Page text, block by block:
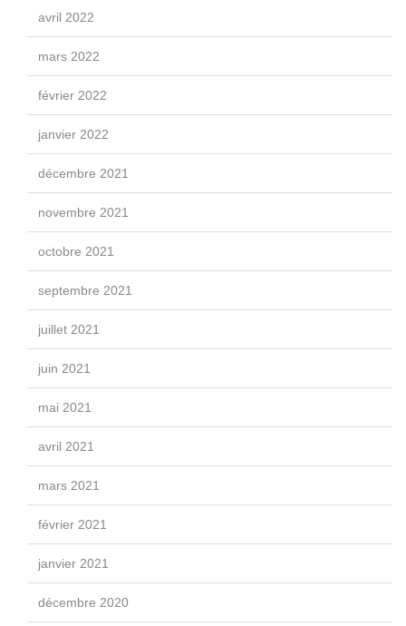
avril 2022
mars 2022
février 2022
janvier 2022
décembre 2021
novembre 2021
octobre 2021
septembre 2021
juillet 2021
juin 2021
mai 2021
avril 2021
mars 2021
février 2021
janvier 2021
décembre 2020